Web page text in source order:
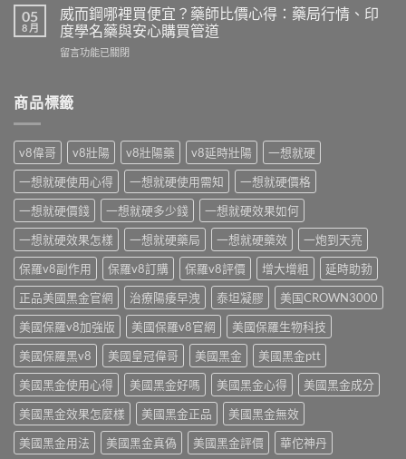
險
全
析：
親
分
辨
及
使
用
禁
忌〉
中
的
有
效
嗎？
解
原
理、
使
用
時
機
與
安
心
選
購
重
點〉
中
話
水
乖
乖
果
哪？
藥
師
揭
密
迷
魂
水
成
分
真
相
與
安
心
選
購
重
點〉
中
05
8 月
威而鋼哪裡買便宜？藥師比價心得：藥局行情、印
度學名藥與安心購買管道
在
鋼
哪
買
宜？
藥
師
比
價
心
得：
藥
局
行
情、
印
度
學
名
藥
與
安
心
留言功能已關閉
商品標籤
v8偉哥 v8壯陽 v8壯陽藥 v8延時壯陽
一想就硬
一想就硬使用心得
一想就硬使用需知
一想就硬價格
一想就硬價錢
一想就硬多少錢
一想就硬效果如何
一想就硬效果怎樣
一想就硬藥局 一想就硬藥效
一炮到天亮
保羅v8副作用
保羅v8訂購 保羅v8評價 增大增粗
延時助勃
正品美國黑金官網
治療陽痿早洩 泰坦凝膠
美国CROWN3000
美國保羅v8加強版
美國保羅v8官網
美國保羅生物科技
美國保羅黑v8
美國皇冠偉哥 美國黑金
美國黑金ptt
美國黑金使用心得
美國黑金好嗎 美國黑金心得
美國黑金成分
美國黑金效果怎麼樣
美國黑金正品
美國黑金無效
美國黑金用法
美國黑金真偽 美國黑金評價
華佗神丹